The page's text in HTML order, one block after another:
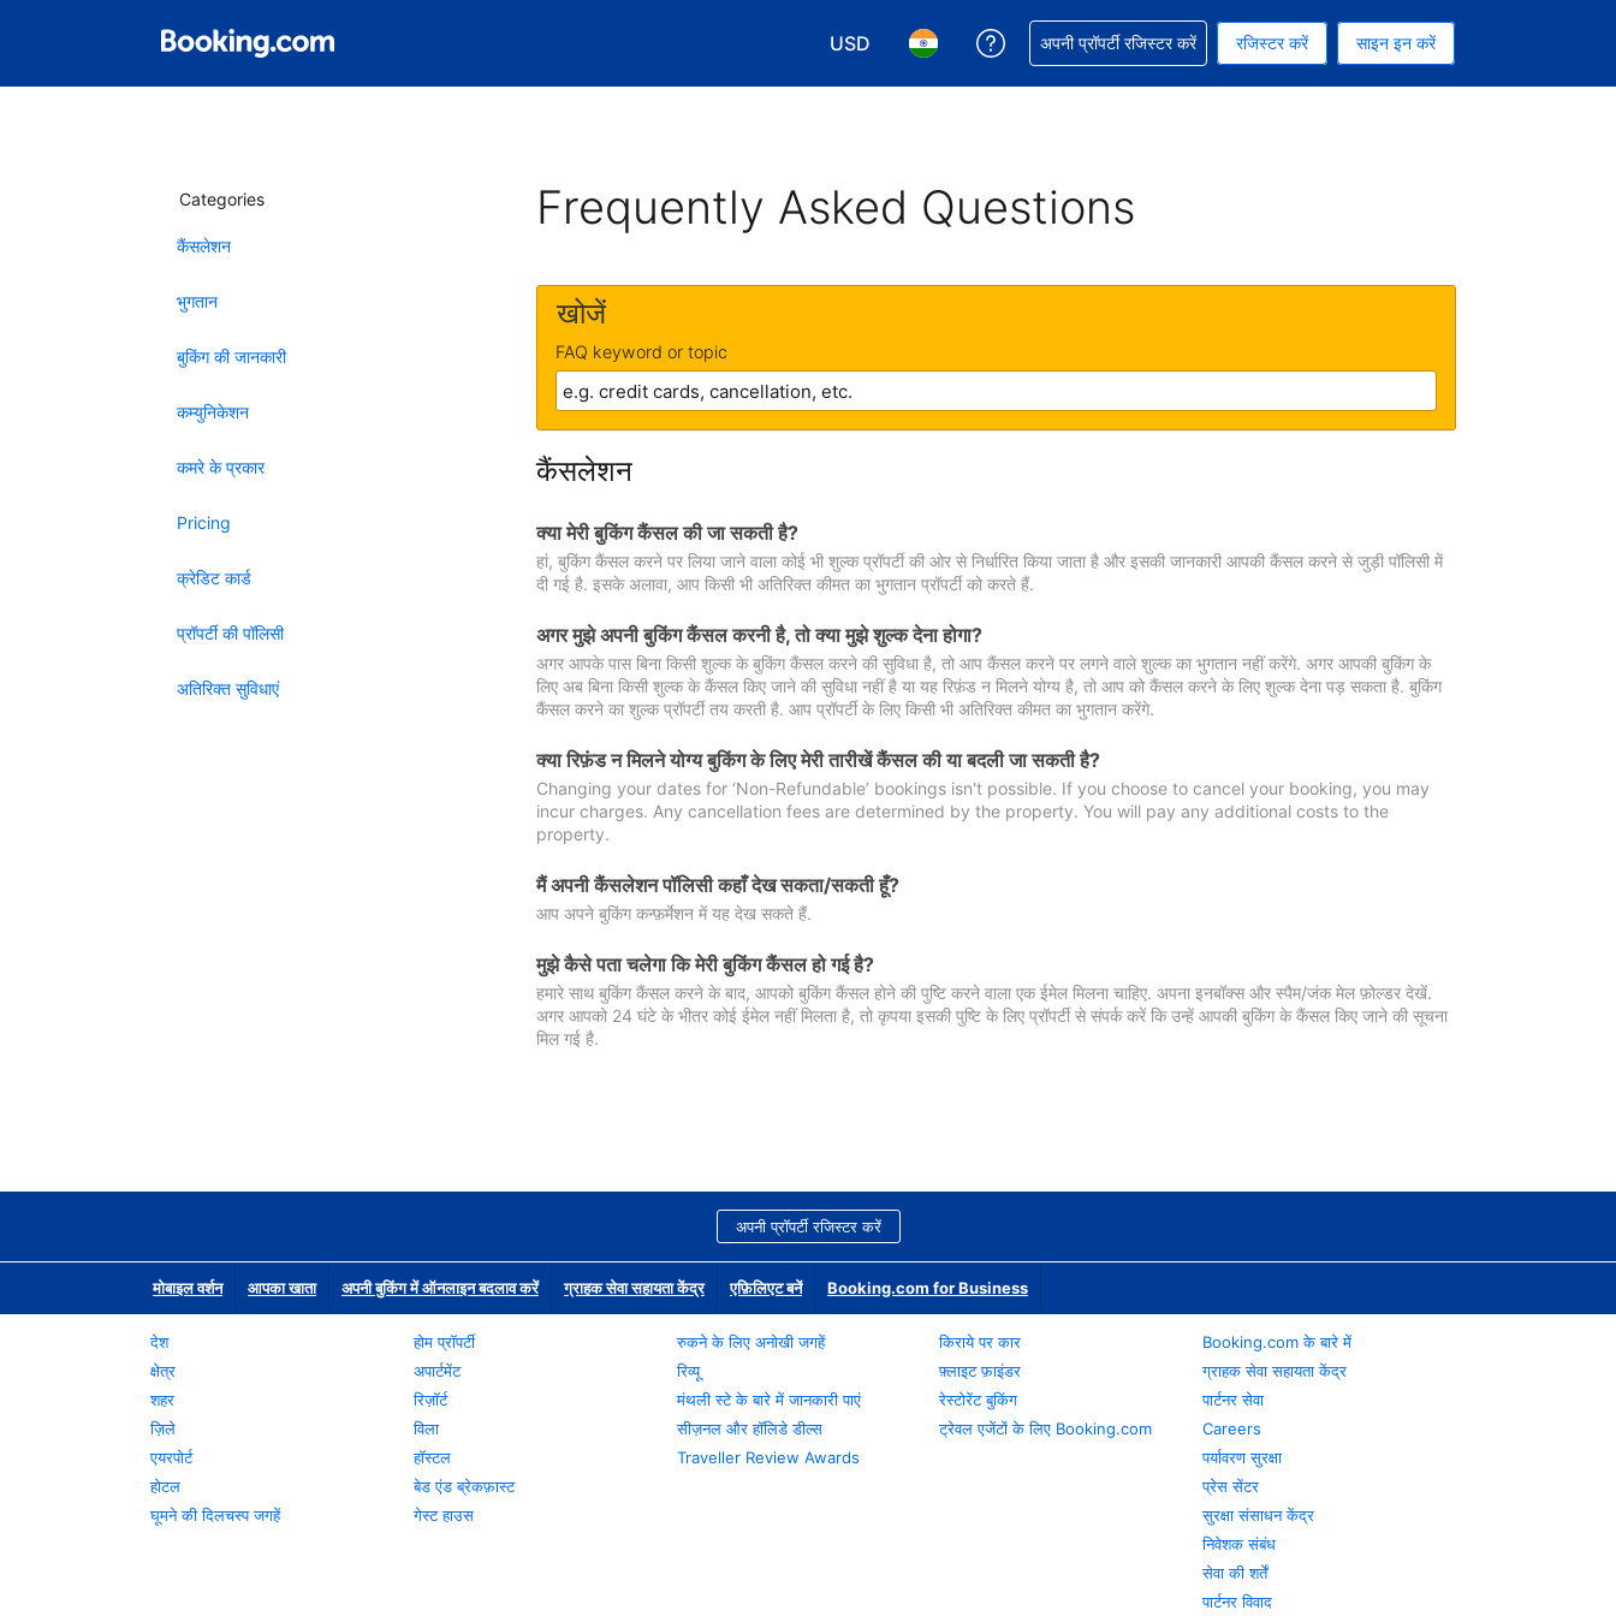
USD
अपनी करेंसी चुनें. आपने अभी USD करेंसी को चुना हुआ है
अपनी भाषा चुनें. आपने अभी हिन्दी भाषा को चुना हुआ है
अपनी बुकिंग में सहायता पाएं
अपनी प्रॉपर्टी रजिस्टर करें रजिस्टर करें साइन इन करें
Categories
कैंसलेशन
भुगतान
बुकिंग की जानकारी
कम्युनिकेशन
कमरे के प्रकार
Pricing
क्रेडिट कार्ड
प्रॉपर्टी की पॉलिसी
अतिरिक्त सुविधाएं
Frequently Asked Questions
खोजें
FAQ keyword or topic
कैंसलेशन
क्या मेरी बुकिंग कैंसल की जा सकती है?
हां, बुकिंग कैंसल करने पर लिया जाने वाला कोई भी शुल्क प्रॉपर्टी की ओर से निर्धारित किया जाता है और इसकी जानकारी आपकी कैंसल करने से जुड़ी पॉलिसी में
दी गई है. इसके अलावा, आप किसी भी अतिरिक्त कीमत का भुगतान प्रॉपर्टी को करते हैं.
अगर मुझे अपनी बुकिंग कैंसल करनी है, तो क्या मुझे शुल्क देना होगा?
अगर आपके पास बिना किसी शुल्क के बुकिंग कैंसल करने की सुविधा है, तो आप कैंसल करने पर लगने वाले शुल्क का भुगतान नहीं करेंगे. अगर आपकी बुकिंग के
लिए अब बिना किसी शुल्क के कैंसल किए जाने की सुविधा नहीं है या यह रिफ़ंड न मिलने योग्य है, तो आप को कैंसल करने के लिए शुल्क देना पड़ सकता है. बुकिंग
कैंसल करने का शुल्क प्रॉपर्टी तय करती है. आप प्रॉपर्टी के लिए किसी भी अतिरिक्त कीमत का भुगतान करेंगे.
क्या रिफ़ंड न मिलने योग्य बुकिंग के लिए मेरी तारीखें कैंसल की या बदली जा सकती है?
Changing your dates for ‘Non-Refundable’ bookings isn't possible. If you choose to cancel your booking, you may
incur charges. Any cancellation fees are determined by the property. You will pay any additional costs to the
property.
मैं अपनी कैंसलेशन पॉलिसी कहाँ देख सकता/सकती हूँ?
आप अपने बुकिंग कन्फ़र्मेशन में यह देख सकते हैं.
मुझे कैसे पता चलेगा कि मेरी बुकिंग कैंसल हो गई है?
हमारे साथ बुकिंग कैंसल करने के बाद, आपको बुकिंग कैंसल होने की पुष्टि करने वाला एक ईमेल मिलना चाहिए. अपना इनबॉक्स और स्पैम/जंक मेल फ़ोल्डर देखें.
अगर आपको 24 घंटे के भीतर कोई ईमेल नहीं मिलता है, तो कृपया इसकी पुष्टि के लिए प्रॉपर्टी से संपर्क करें कि उन्हें आपकी बुकिंग के कैंसल किए जाने की सूचना
मिल गई है.
अपनी प्रॉपर्टी रजिस्टर करें
मोबाइल वर्शन आपका खाता अपनी बुकिंग में ऑनलाइन बदलाव करें ग्राहक सेवा सहायता केंद्र एफ़िलिएट बनें Booking.com for Business
देश
क्षेत्र
शहर
ज़िले
एयरपोर्ट
होटल
घूमने की दिलचस्प जगहें
होम प्रॉपर्टी
अपार्टमेंट
रिज़ॉर्ट
विला
हॉस्टल
बेड एंड ब्रेकफ़ास्ट
गेस्ट हाउस
रुकने के लिए अनोखी जगहें
रिव्यू
मंथली स्टे के बारे में जानकारी पाएं
सीज़नल और हॉलिडे डील्स
Traveller Review Awards
किराये पर कार
फ़्लाइट फ़ाइंडर
रेस्टोरेंट बुकिंग
ट्रेवल एजेंटों के लिए Booking.com
Booking.com के बारे में
ग्राहक सेवा सहायता केंद्र
पार्टनर सेवा
Careers
पर्यावरण सुरक्षा
प्रेस सेंटर
सुरक्षा संसाधन केंद्र
निवेशक संबंध
सेवा की शर्तें
पार्टनर विवाद